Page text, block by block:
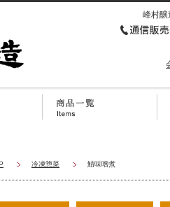
峰村
冷凍惣菜 鯖味噌煮